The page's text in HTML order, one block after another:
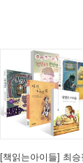
[책읽는아이들] 최승